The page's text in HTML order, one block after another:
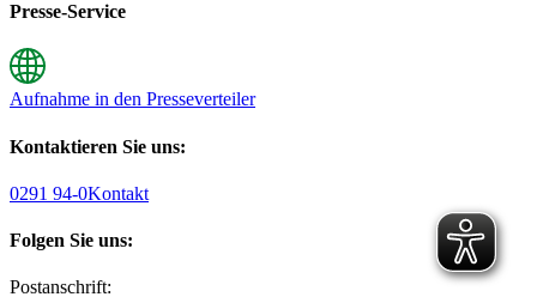
Presse-Service
Aufnahme in den Presseverteiler
Kontaktieren Sie uns:
0291 94-0Kontakt
Folgen Sie uns:
Postanschrift: